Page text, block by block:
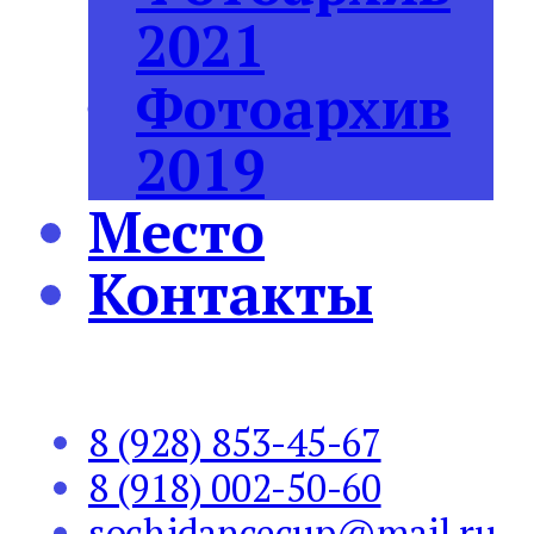
2021
Фотоархив
2019
Место
Контакты
8 (928) 853-45-67
8 (918) 002-50-60